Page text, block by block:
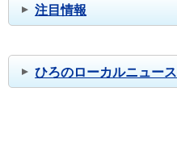
注目情報
ひろのローカルニュース